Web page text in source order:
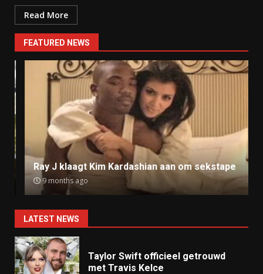
Read More
FEATURED NEWS
Ray J klaagt Kim Kardashian aan om sekstape
9 months ago
LATEST NEWS
Taylor Swift officieel getrouwd
met Travis Kelce